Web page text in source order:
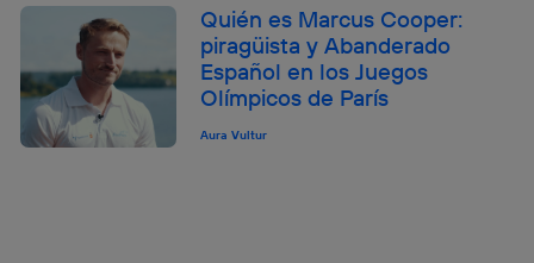
Quién es Marcus Cooper:
piragüista y Abanderado
Español en los Juegos
Olímpicos de París
Aura Vultur